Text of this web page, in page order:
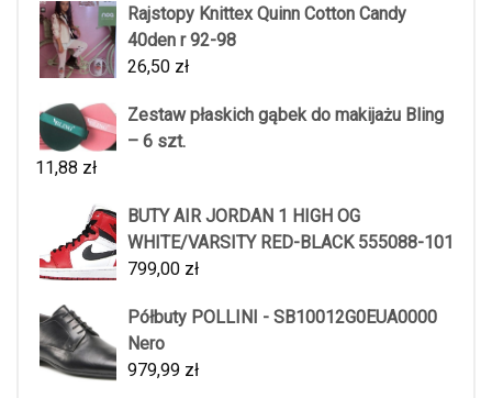
Rajstopy Knittex Quinn Cotton Candy
40den r 92-98
26,50 zł
Zestaw płaskich gąbek do makijażu Bling
– 6 szt.
11,88 zł
BUTY AIR JORDAN 1 HIGH OG
WHITE/VARSITY RED-BLACK 555088-101
799,00 zł
Półbuty POLLINI - SB10012G0EUA0000
Nero
979,99 zł